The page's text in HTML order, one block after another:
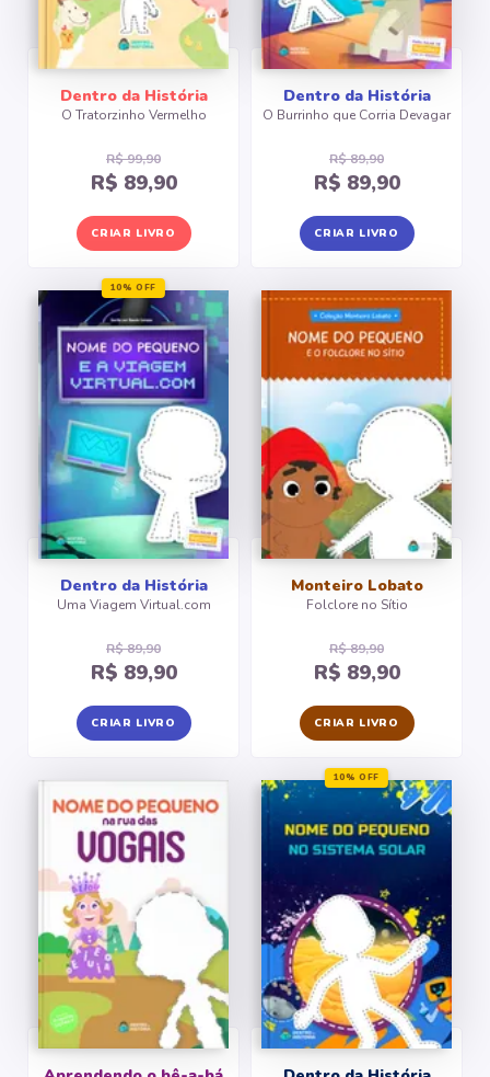
Dentro da História
O Tratorzinho Vermelho
R$ 99,90
R$ 89,90
CRIAR LIVRO
Dentro da História
O Burrinho que Corria Devagar
R$ 89,90
R$ 89,90
CRIAR LIVRO
10% OFF
Dentro da História
Uma Viagem Virtual.com
R$ 89,90
R$ 89,90
CRIAR LIVRO
Monteiro Lobato
Folclore no Sítio
R$ 89,90
R$ 89,90
CRIAR LIVRO
10% OFF